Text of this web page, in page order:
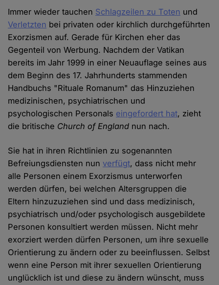
Immer wieder tauchen Schlagzeilen zu Toten und
Verletzten bei privaten oder kirchlich durchgeführten
Exorzismen auf. Gerade für Kirchen eher das
Gegenteil von Werbung. Nachdem der Vatikan
bereits im Jahr 1999 in einer Neuauflage seines aus
dem Beginn des 17. Jahrhunderts stammenden
Handbuchs "Rituale Romanum" das Hinzuziehen
medizinischen, psychiatrischen und
psychologischen Personals eingefordert hat, zieht
die britische Church of England nun nach.
Sie hat in ihren Richtlinien zu sogenannten
Befreiungsdiensten nunverfügt, dass nicht mehr
alle Personen einem Exorzismus unterworfen
werden dürfen, bei welchen Altersgruppen die
Eltern hinzuzuziehen sind und dass medizinisch,
psychiatrisch und/oder psychologisch ausgebildete
Personen konsultiert werden müssen. Nicht mehr
exorziert werden dürfen Personen, um ihre sexuelle
Orientierung zu ändern oder zu beeinflussen. Selbst
wenn eine Person mit ihrer sexuellen Orientierung
unglücklich ist und diese zu ändern wünscht, muss